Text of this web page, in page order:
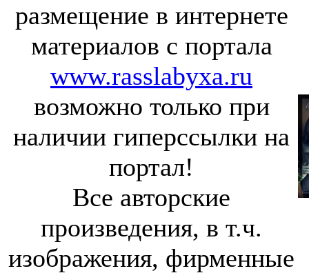
размещение в интернете
материалов с портала
www.rasslabyxa.ru
возможно только при
наличии гиперссылки на
портал!
Все авторские
произведения, в т.ч.
изображения, фирменные